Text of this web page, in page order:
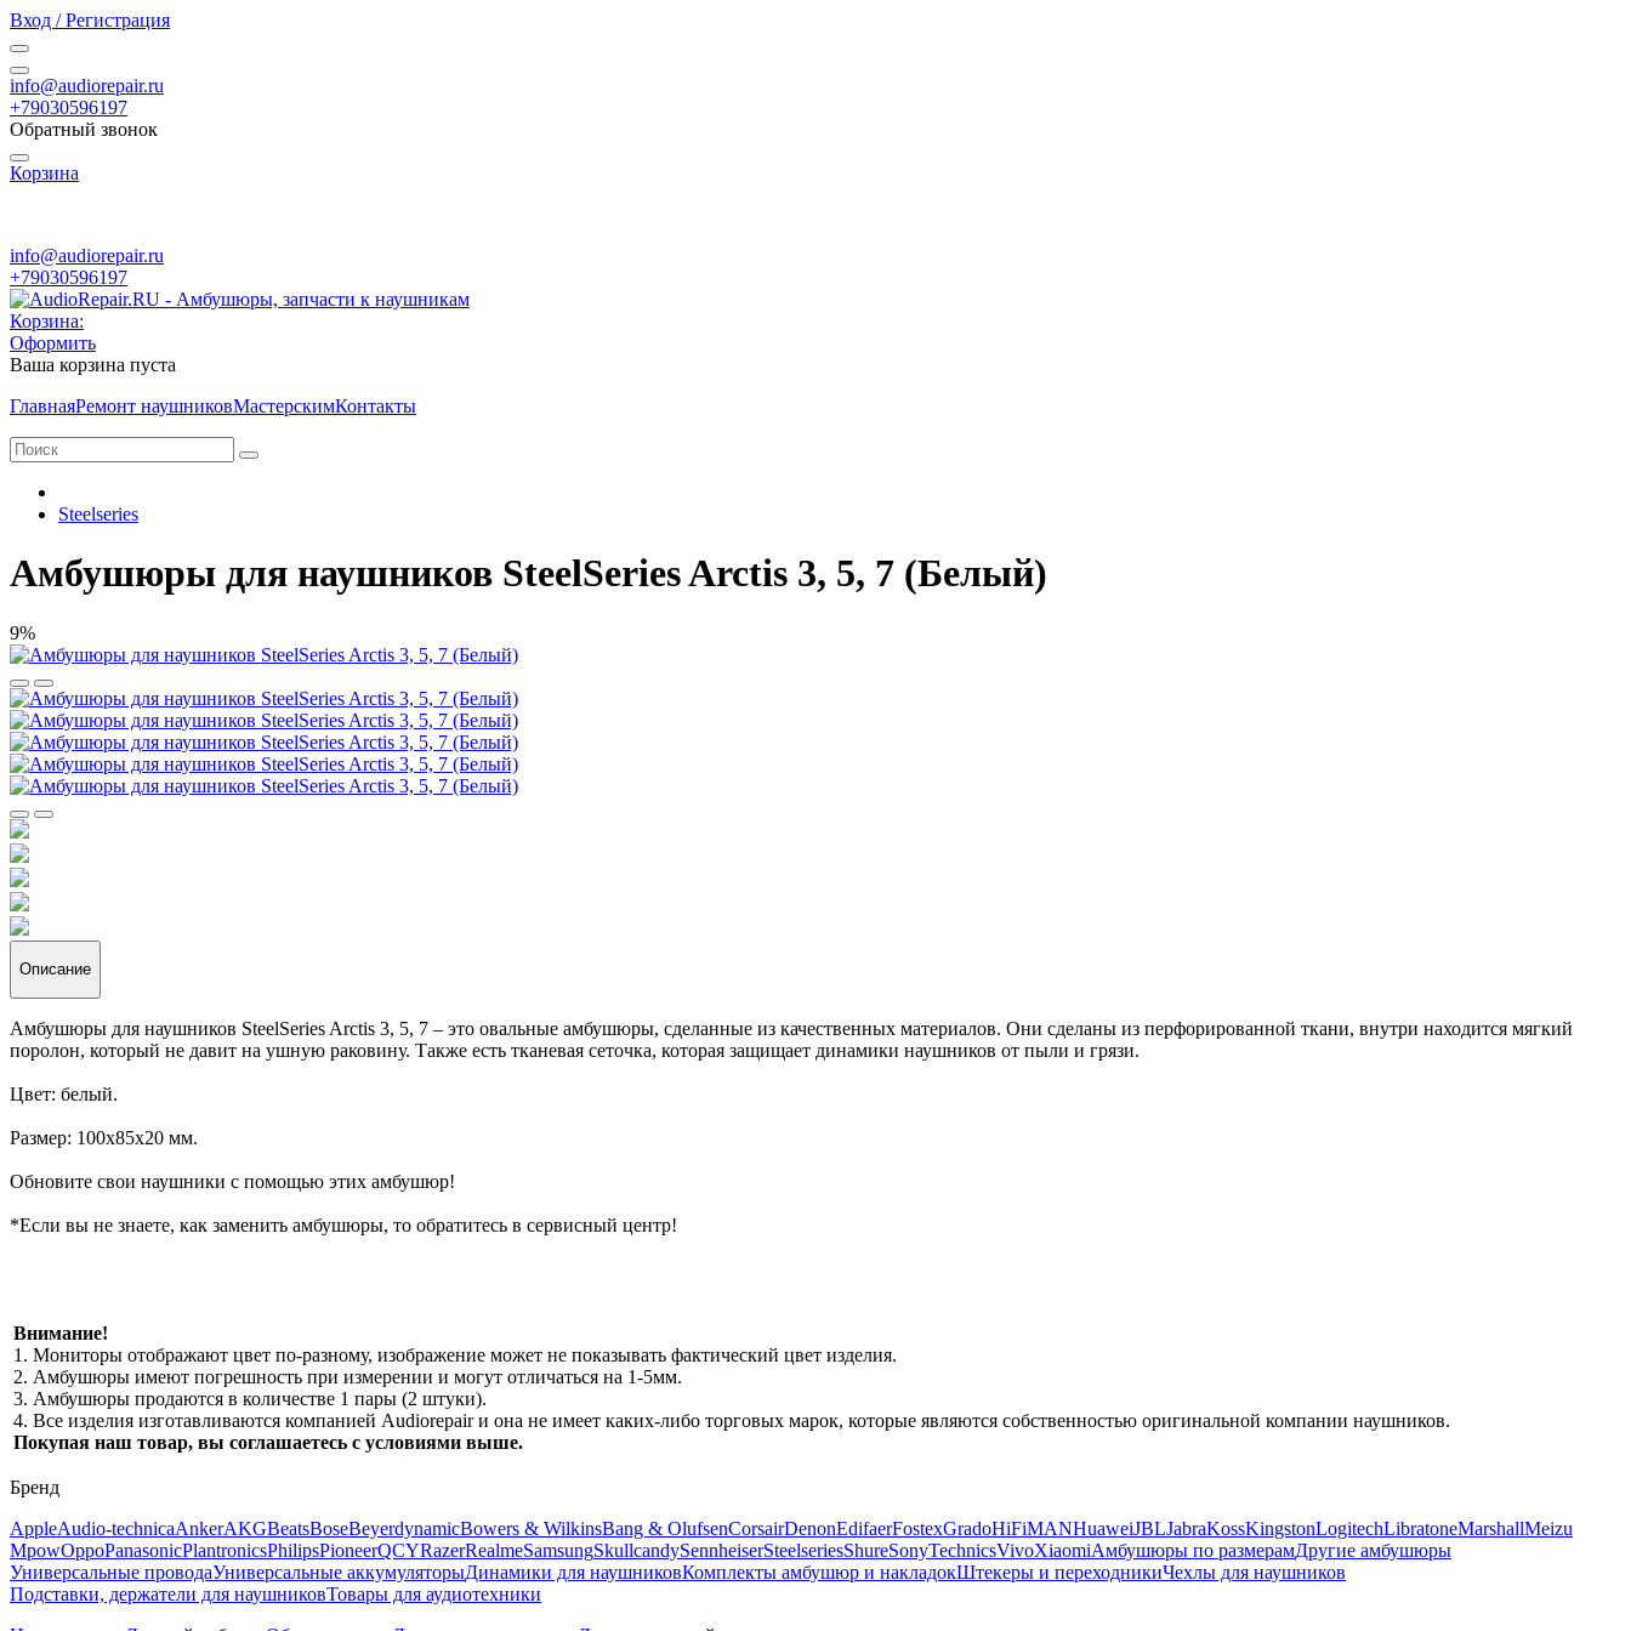
Вход / Регистрация
info@audiorepair.ru
+79030596197
Обратный звонок
Корзина
info@audiorepair.ru
+79030596197
Корзина:
Оформить
Ваша корзина пуста
ГлавнаяРемонт наушниковМастерскимКонтакты
Steelseries
Амбушюры для наушников SteelSeries Arctis 3, 5, 7 (Белый)
9%
Описание
Амбушюры для наушников SteelSeries Arctis 3, 5, 7 – это овальные амбушюры, сделанные из качественных материалов. Они сделаны из перфорированной ткани, внутри находится мягкий
поролон, который не давит на ушную раковину. Также есть тканевая сеточка, которая защищает динамики наушников от пыли и грязи.
Цвет: белый.
Размер: 100х85х20 мм.
Обновите свои наушники с помощью этих амбушюр!
*Если вы не знаете, как заменить амбушюры, то обратитесь в сервисный центр!
Внимание!
1. Мониторы отображают цвет по-разному, изображение может не показывать фактический цвет изделия.
2. Амбушюры имеют погрешность при измерении и могут отличаться на 1-5мм.
3. Амбушюры продаются в количестве 1 пары (2 штуки).
4. Все изделия изготавливаются компанией Audiorepair и она не имеет каких-либо торговых марок, которые являются собственностью оригинальной компании наушников.
Покупая наш товар, вы соглашаетесь с условиями выше.
Бренд
AppleAudio-technicaAnkerAKGBeatsBoseBeyerdynamicBowers & WilkinsBang & OlufsenCorsairDenonEdifaerFostexGradoHiFiMANHuaweiJBLJabraKossKingstonLogitechLibratoneMarshallMeizu
MpowOppoPanasonicPlantronicsPhilipsPioneerQCYRazerRealmeSamsungSkullcandySennheiserSteelseriesShureSonyTechnicsVivoXiaomiАмбушюры по размерамДругие амбушюры
Универсальные проводаУниверсальные аккумуляторыДинамики для наушниковКомплекты амбушюр и накладокШтекеры и переходникиЧехлы для наушников
Подставки, держатели для наушниковТовары для аудиотехники